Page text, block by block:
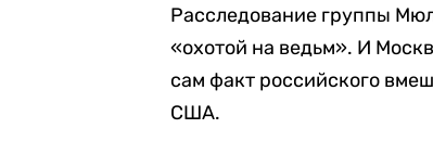
Расследование группы
«охотой на ведьм». И
сам факт российского
США.